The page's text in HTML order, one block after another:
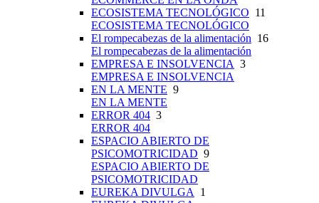
ECOSISTEMA TECNOLÓGICO 11
ECOSISTEMA TECNOLÓGICO
El rompecabezas de la alimentación 16
El rompecabezas de la alimentación
EMPRESA E INSOLVENCIA 3
EMPRESA E INSOLVENCIA
EN LA MENTE 9
EN LA MENTE
ERROR 404 3
ERROR 404
ESPACIO ABIERTO DE
PSICOMOTRICIDAD 9
ESPACIO ABIERTO DE
PSICOMOTRICIDAD
EUREKA DIVULGA
1